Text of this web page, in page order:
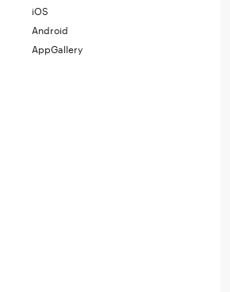
iOS
Android
AppGallery